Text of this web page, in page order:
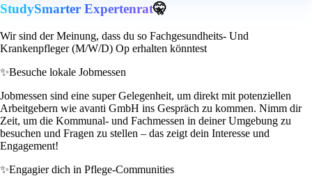
StudySmarter Expertenrat🤫
Wir sind der Meinung, dass du so Fachgesundheits- Und
Krankenpfleger (M/W/D) Op erhalten könntest
✨Besuche lokale Jobmessen
Jobmessen sind eine super Gelegenheit, um direkt mit potenziellen
Arbeitgebern wie avanti GmbH ins Gespräch zu kommen. Nimm dir
Zeit, um die Kommunal- und Fachmessen in deiner Umgebung zu
besuchen und Fragen zu stellen – das zeigt dein Interesse und
Engagement!
✨Engagier dich in Pflege-Communities